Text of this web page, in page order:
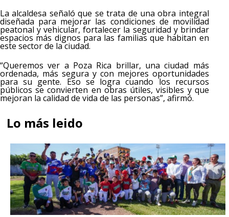
La alcaldesa señaló que se trata de una obra integral
diseñada para mejorar las condiciones de movilidad
peatonal y vehicular, fortalecer la seguridad y brindar
espacios más dignos para las familias que habitan en
este sector de la ciudad.
“Queremos ver a Poza Rica brillar, una ciudad más
ordenada, más segura y con mejores oportunidades
para su gente. Eso se logra cuando los recursos
públicos se convierten en obras útiles, visibles y que
mejoran la calidad de vida de las personas”, afirmó.
Lo más leido